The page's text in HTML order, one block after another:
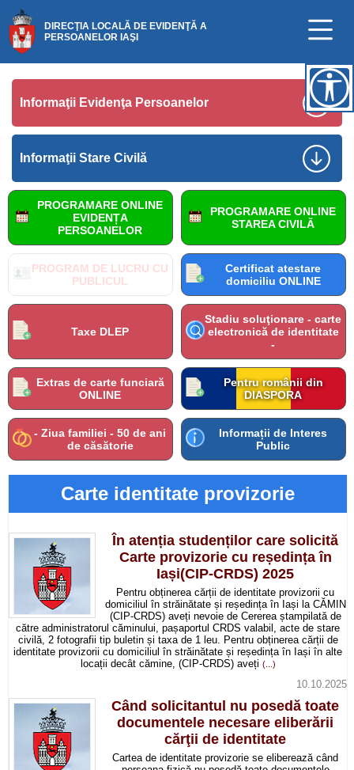
DIRECŢIA LOCALĂ DE EVIDENŢĂ A
PERSOANELOR IAŞI
Informaţii Evidenţa Persoanelor
Informaţii Stare Civilă
PROGRAM DE LUCRU CU
PUBLICUL
PROGRAMARE ONLINE
EVIDENȚA
PERSOANELOR
PROGRAMARE ONLINE
STAREA CIVILĂ
Certificat atestare
domiciliu ONLINE
Taxe DLEP
Stadiu soluţionare - carte
electronică de identitate
-
Extras de carte funciară
ONLINE
Pentru românii din
DIASPORA
- Ziua familiei - 50 de ani
de căsătorie
Informații de Interes
Public
Carte identitate provizorie
În atenția studenților care solicită
Carte provizorie cu reședința în
Iași(CIP-CRDS) 2025
Pentru obținerea cărții de identitate provizorii cu
domiciliul în străinătate și reședința în Iași la CĂMIN
(CIP-CRDS) aveți nevoie de Cererea ștampilată de
către administratorul căminului, pașaportul CRDS valabil, acte de stare
civilă, 2 fotografii tip buletin și taxa de 1 leu. Pentru obținerea cărții de
identitate provizorii cu domiciliul în străinătate și reședința în Iași în alte
locații decât cămine, (CIP-CRDS) aveți (...)
10.10.2025
Când solicitantul nu posedă toate
documentele necesare eliberării
cărţii de identitate
Cartea de identitate provizorie se eliberează când